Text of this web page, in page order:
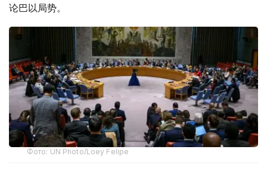
论巴以局势。
Фото: UN Photo/Loey Felipe